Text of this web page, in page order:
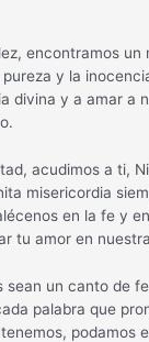
encontramos un
y la
divina y a amar a
acudimos a ti,
misericordia
en la fe y
tu amor en
sean un canto de
palabra que
podamos